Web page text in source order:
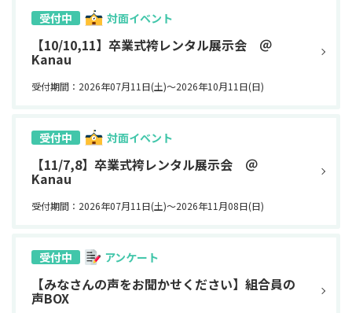
受付中 対面イベント
【10/10,11】卒業式袴レンタル展示会 ＠
Kanau
受付期間：2026年07月11日(土)〜2026年10月11日(日)
受付中 対面イベント
【11/7,8】卒業式袴レンタル展示会 ＠
Kanau
受付期間：2026年07月11日(土)〜2026年11月08日(日)
受付中 アンケート
【みなさんの声をお聞かせください】組合員の
声BOX